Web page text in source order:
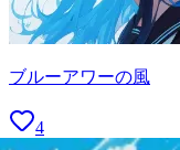
ブルーアワーの風
4